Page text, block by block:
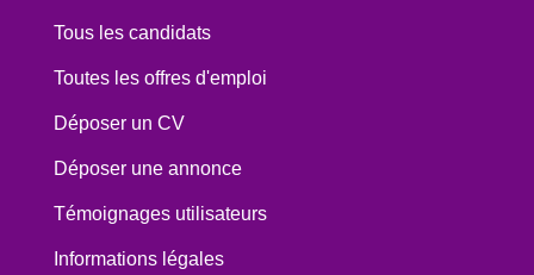
Tous les candidats
Toutes les offres d'emploi
Déposer un CV
Déposer une annonce
Témoignages utilisateurs
Informations légales